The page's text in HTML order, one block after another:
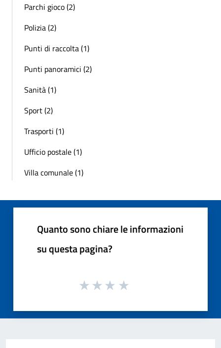
Parchi gioco (2)
Polizia (2)
Punti di raccolta (1)
Punti panoramici (2)
Sanità (1)
Sport (2)
Trasporti (1)
Ufficio postale (1)
Villa comunale (1)
Quanto sono chiare le informazioni
su questa pagina?